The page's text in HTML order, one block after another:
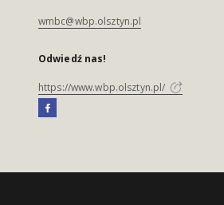
wmbc@wbp.olsztyn.pl
Odwiedź nas!
https://www.wbp.olsztyn.pl/